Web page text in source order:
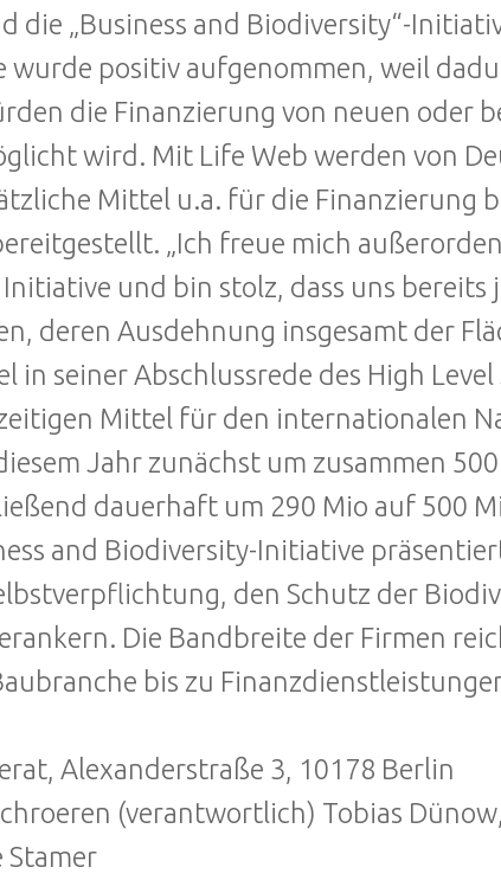
die „Business and Biodiversity“-
wurde positiv aufgenommen, weil
die Finanzierung von neuen oder
wird. Mit Life Web werden von
Mittel u.a. für die Finanzierung
„Ich freue mich
und bin stolz, dass uns bereits
deren Ausdehnung insgesamt der
in seiner Abschlussrede des High
Mittel für den internationalen
Jahr zunächst um zusammen
dauerhaft um 290 Mio auf 500
and Biodiversity-Initiative
den Schutz der
Die Bandbreite der Firmen
bis zu
Alexanderstraße 3, 10178 Berlin
(verantwortlich) Tobias
Stamer